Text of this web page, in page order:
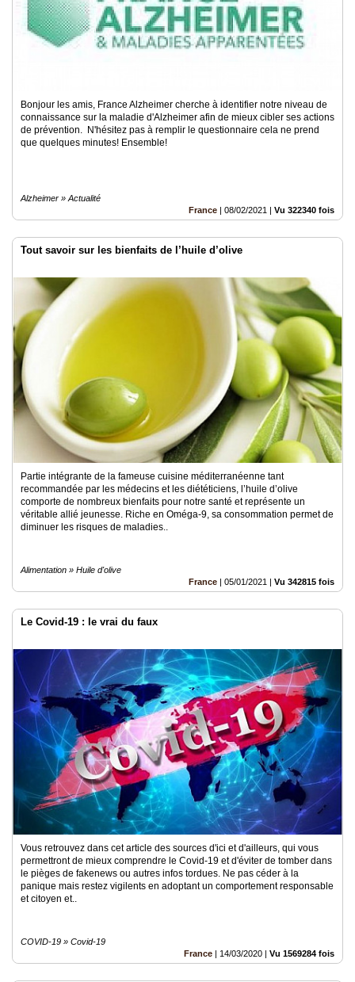
Bonjour les amis, France Alzheimer cherche à identifier notre niveau de
connaissance sur la maladie d'Alzheimer afin de mieux cibler ses actions
de prévention. N'hésitez pas à remplir le questionnaire cela ne prend
que quelques minutes! Ensemble!
Alzheimer » Actualité
France | 08/02/2021 | Vu 322340 fois
Tout savoir sur les bienfaits de l’huile d’olive
Partie intégrante de la fameuse cuisine méditerranéenne tant
recommandée par les médecins et les diététiciens, l’huile d’olive
comporte de nombreux bienfaits pour notre santé et représente un
véritable allié jeunesse. Riche en Oméga-9, sa consommation permet de
diminuer les risques de maladies..
Alimentation » Huile d'olive
France | 05/01/2021 | Vu 342815 fois
Le Covid-19 : le vrai du faux
Vous retrouvez dans cet article des sources d'ici et d'ailleurs, qui vous
permettront de mieux comprendre le Covid-19 et d'éviter de tomber dans
le pièges de fakenews ou autres infos tordues. Ne pas céder à la
panique mais restez vigilents en adoptant un comportement responsable
et citoyen et..
COVID-19 » Covid-19
France | 14/03/2020 | Vu 1569284 fois